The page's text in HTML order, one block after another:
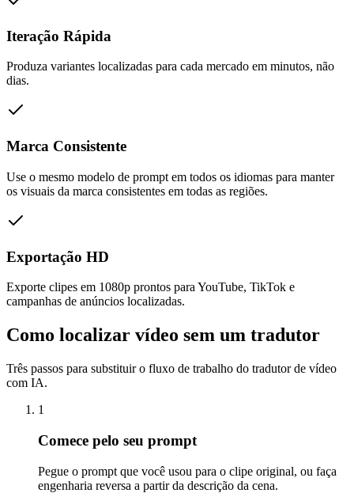
Iteração Rápida
Produza variantes localizadas para cada mercado em minutos, não
dias.
Marca Consistente
Use o mesmo modelo de prompt em todos os idiomas para manter
os visuais da marca consistentes em todas as regiões.
Exportação HD
Exporte clipes em 1080p prontos para YouTube, TikTok e
campanhas de anúncios localizadas.
Como localizar vídeo sem um tradutor
Três passos para substituir o fluxo de trabalho do tradutor de vídeo
com IA.
1
Comece pelo seu prompt
Pegue o prompt que você usou para o clipe original, ou faça
engenharia reversa a partir da descrição da cena.